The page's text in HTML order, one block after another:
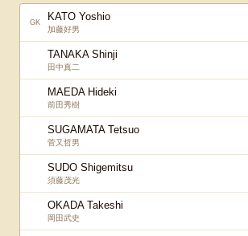
GK KATO Yoshio
加藤好男
TANAKA Shinji
田中真二
MAEDA Hideki
前田秀樹
SUGAMATA Tetsuo
菅又哲男
SUDO Shigemitsu
須藤茂光
OKADA Takeshi
岡田武史